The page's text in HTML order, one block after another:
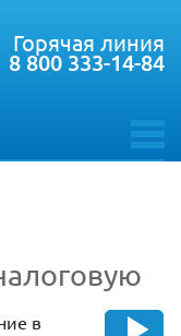
toggle
Горячая линия
8 800 333-14-84
в